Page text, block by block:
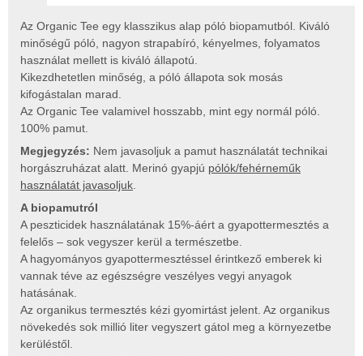
Az Organic Tee egy klasszikus alap póló biopamutból. Kiváló
minőségű póló, nagyon strapabíró, kényelmes, folyamatos
használat mellett is kiváló állapotú.
Kikezdhetetlen minőség, a póló állapota sok mosás
kifogástalan marad.
Az Organic Tee valamivel hosszabb, mint egy normál póló.
100% pamut.
Megjegyzés: Nem javasoljuk a pamut használatát technikai
horgászruházat alatt. Merinó gyapjú pólók/fehérneműk
használatát javasoljuk
A biopamutról
A peszticidek használatának 15%-áért a gyapottermesztés a
felelős – sok vegyszer kerül a természetbe.
A hagyományos gyapottermesztéssel érintkező emberek ki
vannak téve az egészségre veszélyes vegyi anyagok
hatásának.
Az organikus termesztés kézi gyomirtást jelent. Az organikus
növekedés sok millió liter vegyszert gátol meg a környezetbe
kerüléstől.